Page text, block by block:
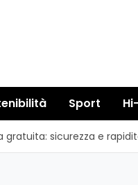
Sport
sicurezza e